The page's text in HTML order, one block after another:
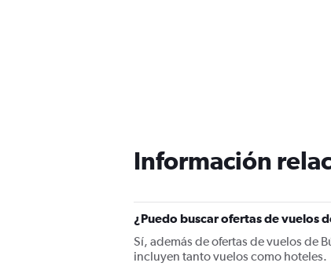
Información
¿Puedo buscar ofertas de vuelos
Sí, además de ofertas de vuelos de
incluyen tanto vuelos como hoteles.